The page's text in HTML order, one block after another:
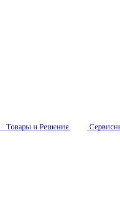
Товары и Решения